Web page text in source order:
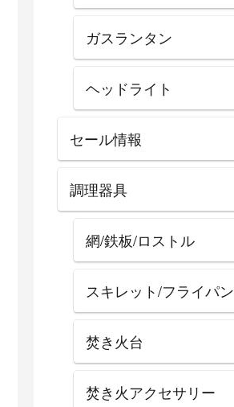
ガスランタン
ヘッドライト
セール情報
調理器具
網/鉄板/ロストル
スキレット/フライパン
焚き火台
焚き火アクセサリー